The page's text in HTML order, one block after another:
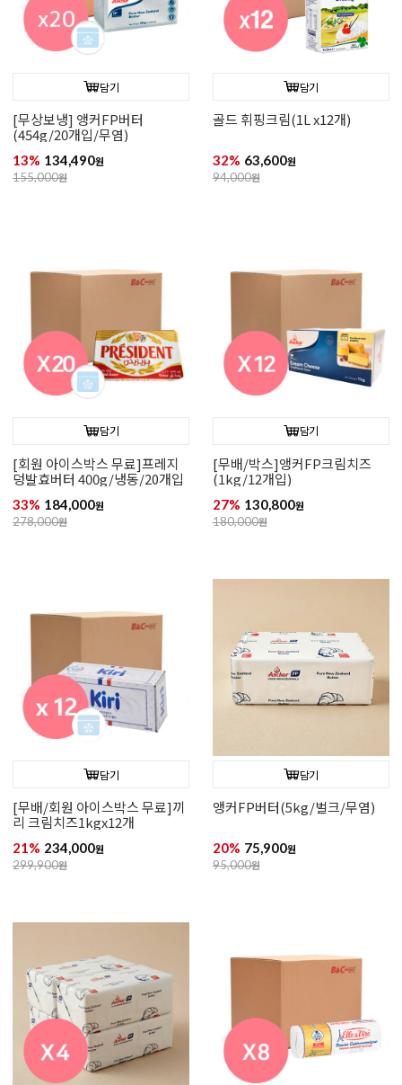
담기
[무상보냉] 앵커FP버터
(454g/20개입/무염)
13% 134,490원
155,000원
담기
골드 휘핑크림(1L x12개)
32% 63,600원
94,000원
담기
[회원 아이스박스 무료]프레지
덩발효버터 400g/냉동/20개입
33% 184,000원
278,000원
담기
[무배/박스]앵커FP크림치즈
(1kg/12개입)
27% 130,800원
180,000원
담기
[무배/회원 아이스박스 무료]끼
리 크림치즈1kgx12개
21% 234,000원
299,900원
담기
앵커FP버터(5kg/벌크/무염)
20% 75,900원
95,000원